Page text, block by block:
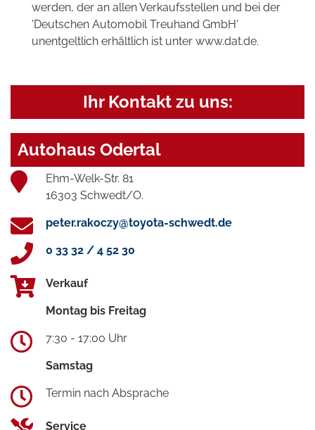
werden, der an allen Verkaufsstellen und bei der
'Deutschen Automobil Treuhand GmbH'
unentgeltlich erhältlich ist unter www.dat.de.
Ihr Kontakt zu uns:
Autohaus Odertal
Ehm-Welk-Str. 81
16303 Schwedt/O.
peter.rakoczy@toyota-schwedt.de
0 33 32 / 4 52 30
Verkauf
Montag bis Freitag
7:30 - 17:00 Uhr
Samstag
Termin nach Absprache
Service